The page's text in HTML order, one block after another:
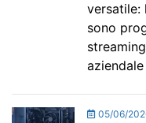
versatile:
sono
05/06/